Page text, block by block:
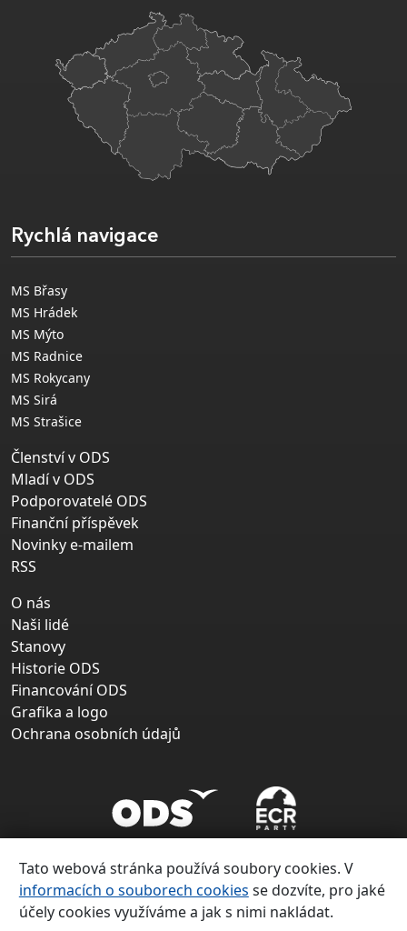
Rychlá navigace
MS Břasy
MS Hrádek
MS Mýto
MS Radnice
MS Rokycany
MS Sirá
MS Strašice
Členství v ODS
Mladí v ODS
Podporovatelé ODS
Finanční příspěvek
Novinky e-mailem
RSS
O nás
Naši lidé
Stanovy
Historie ODS
Financování ODS
Grafika a logo
Ochrana osobních údajů
Tato webová stránka používá soubory cookies. V
informacích o souborech cookies se dozvíte, pro jaké
účely cookies využíváme a jak s nimi nakládat.